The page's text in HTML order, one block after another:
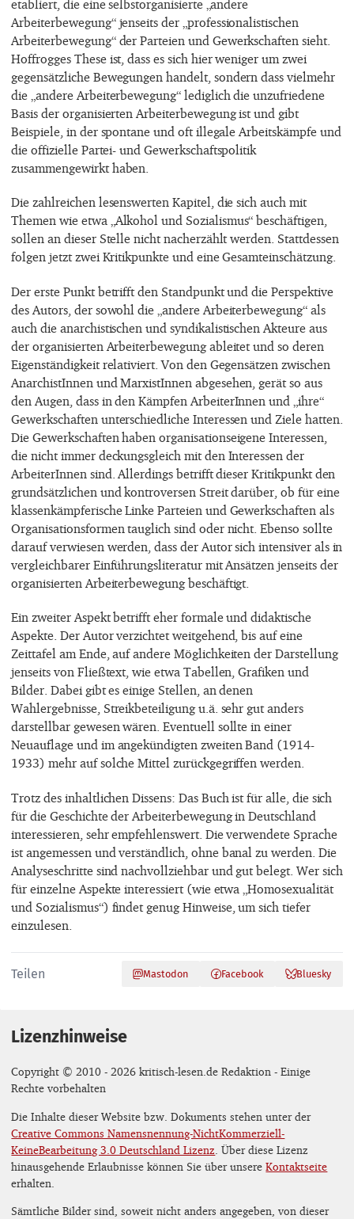
etabliert, die eine selbstorganisierte „andere
Arbeiterbewegung“ jenseits der „professionalistischen
Arbeiterbewegung“ der Parteien und Gewerkschaften sieht.
Hoffrogges These ist, dass es sich hier weniger um zwei
gegensätzliche Bewegungen handelt, sondern dass vielmehr
die „andere Arbeiterbewegung“ lediglich die unzufriedene
Basis der organisierten Arbeiterbewegung ist und gibt
Beispiele, in der spontane und oft illegale Arbeitskämpfe und
die offizielle Partei- und Gewerkschaftspolitik
zusammengewirkt haben.
Die zahlreichen lesenswerten Kapitel, die sich auch mit
Themen wie etwa „Alkohol und Sozialismus“ beschäftigen,
sollen an dieser Stelle nicht nacherzählt werden. Stattdessen
folgen jetzt zwei Kritikpunkte und eine Gesamteinschätzung.
Der erste Punkt betrifft den Standpunkt und die Perspektive
des Autors, der sowohl die „andere Arbeiterbewegung“ als
auch die anarchistischen und syndikalistischen Akteure aus
der organisierten Arbeiterbewegung ableitet und so deren
Eigenständigkeit relativiert. Von den Gegensätzen zwischen
AnarchistInnen und MarxistInnen abgesehen, gerät so aus
den Augen, dass in den Kämpfen ArbeiterInnen und „ihre“
Gewerkschaften unterschiedliche Interessen und Ziele hatten.
Die Gewerkschaften haben organisationseigene Interessen,
die nicht immer deckungsgleich mit den Interessen der
ArbeiterInnen sind. Allerdings betrifft dieser Kritikpunkt den
grundsätzlichen und kontroversen Streit darüber, ob für eine
klassenkämpferische Linke Parteien und Gewerkschaften als
Organisationsformen tauglich sind oder nicht. Ebenso sollte
darauf verwiesen werden, dass der Autor sich intensiver als in
vergleichbarer Einführungsliteratur mit Ansätzen jenseits der
organisierten Arbeiterbewegung beschäftigt.
Ein zweiter Aspekt betrifft eher formale und didaktische
Aspekte. Der Autor verzichtet weitgehend, bis auf eine
Zeittafel am Ende, auf andere Möglichkeiten der Darstellung
jenseits von Fließtext, wie etwa Tabellen, Grafiken und
Bilder. Dabei gibt es einige Stellen, an denen
Wahlergebnisse, Streikbeteiligung u.ä. sehr gut anders
darstellbar gewesen wären. Eventuell sollte in einer
Neuauflage und im angekündigten zweiten Band (1914-
1933) mehr auf solche Mittel zurückgegriffen werden.
Trotz des inhaltlichen Dissens: Das Buch ist für alle, die sich
für die Geschichte der Arbeiterbewegung in Deutschland
interessieren, sehr empfehlenswert. Die verwendete Sprache
ist angemessen und verständlich, ohne banal zu werden. Die
Analyseschritte sind nachvollziehbar und gut belegt. Wer sich
für einzelne Aspekte interessiert (wie etwa „Homosexualität
und Sozialismus“) findet genug Hinweise, um sich tiefer
einzulesen.
Teilen Mastodon Facebook Bluesky
Lizenzhinweise
Copyright © 2010 - 2026 kritisch-lesen.de Redaktion - Einige
Rechte vorbehalten
Die Inhalte dieser Website bzw. Dokuments stehen unter der
Creative Commons Namensnennung-NichtKommerziell-
KeineBearbeitung 3.0 Deutschland Lizenz . Über diese Lizenz
hinausgehende Erlaubnisse können Sie über unsereKontaktseite
erhalten.
Sämtliche Bilder sind, soweit nicht anders angegeben, von dieser